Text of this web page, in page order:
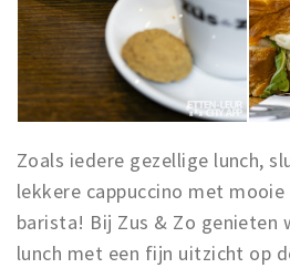
Zoals iedere gezellige lunch,
lekkere cappuccino met
barista! Bij Zus & Zo genieten
lunch met een fijn uitzicht op